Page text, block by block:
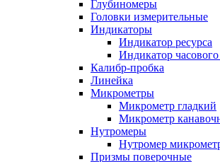
Глубиномеры
Головки измерительные
Индикаторы
Индикатор ресурса
Индикатор
Калибр-пробка
Линейка
Микрометры
Микрометр гладкий
Микрометр
Нутромеры
Нутромер
Призмы поверочные